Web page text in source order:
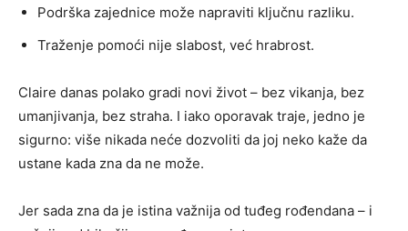
Podrška zajednice može napraviti ključnu razliku.
Traženje pomoći nije slabost, već hrabrost.
Claire danas polako gradi novi život – bez vikanja, bez
umanjivanja, bez straha. I iako oporavak traje, jedno je
sigurno: više nikada neće dozvoliti da joj neko kaže da
ustane kada zna da ne može.
Jer sada zna da je istina važnija od tuđeg rođendana – i